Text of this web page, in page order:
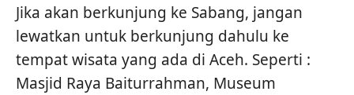
Jika akan berkunjung ke Sabang, jangan
lewatkan untuk berkunjung dahulu ke
tempat wisata yang ada di Aceh. Seperti :
Masjid Raya Baiturrahman, Museum